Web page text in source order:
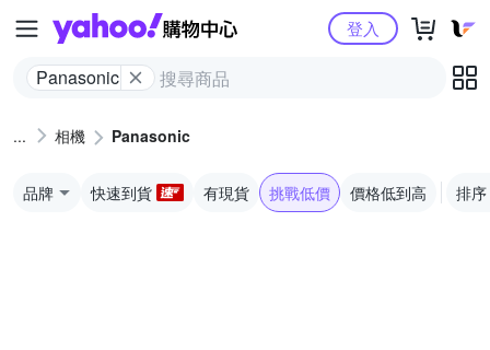
Yahoo購物中心
Panasonic
登入
相機 Panasonic
品牌 快速到貨 有現貨 挑戰低價 價格低到高 排序